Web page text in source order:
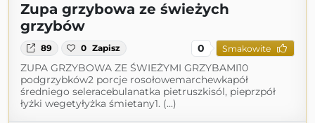
Zupa grzybowa ze świeżych
grzybów
89 0 Zapisz 0 Smakowite
ZUPA GRZYBOWA ZE ŚWIEŻYMI GRZYBAMI10
podgrzybków2 porcje rosołowemarchewkapół
średniego seleracebulanatka pietruszkisól, pieprzpół
łyżki wegetyłyżka śmietany1. (...)